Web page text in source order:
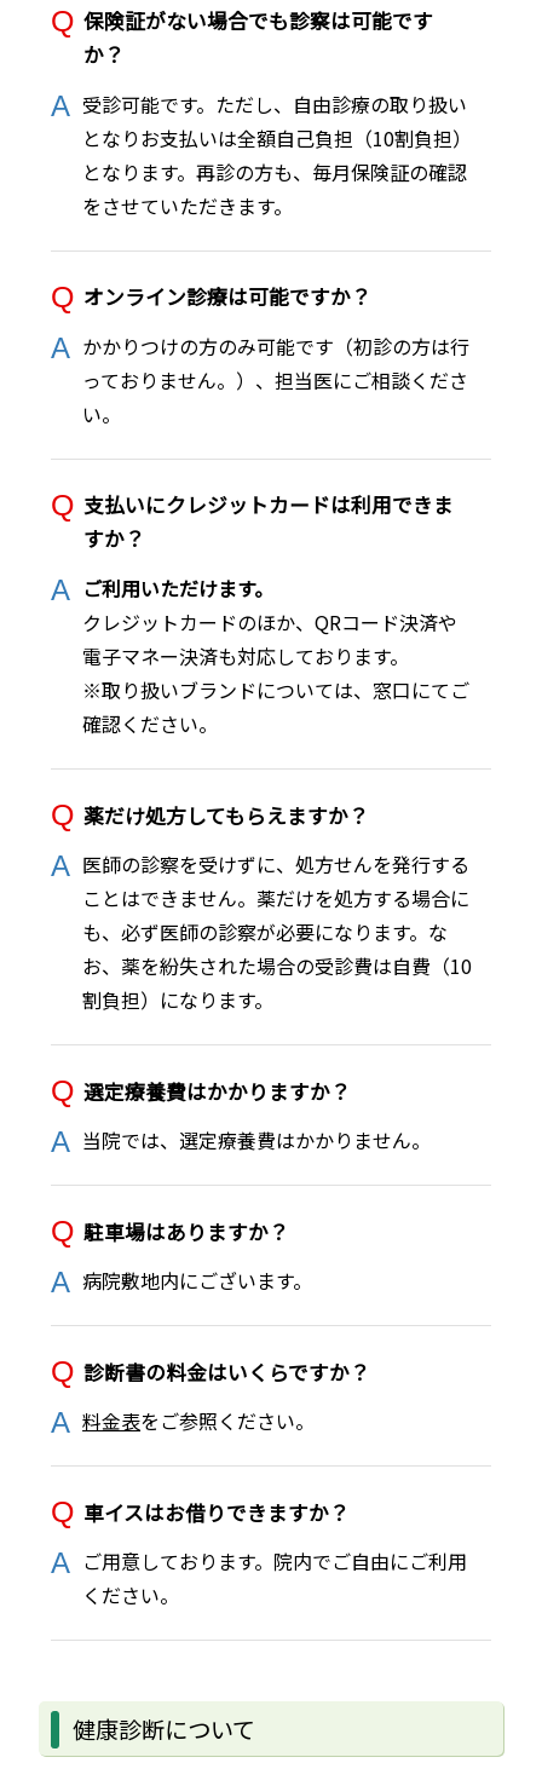
保険証がない場合でも診察は可能です
か？
受診可能です。ただし、自由診療の取り扱い
となりお支払いは全額自己負担（10割負担）
となります。再診の方も、毎月保険証の確認
をさせていただきます。
オンライン診療は可能ですか？
かかりつけの方のみ可能です（初診の方は行
っておりません。）、担当医にご相談くださ
い。
支払いにクレジットカードは利用できま
すか？
ご利用いただけます。
クレジットカードのほか、QRコード決済や
電子マネー決済も対応しております。
※取り扱いブランドについては、窓口にてご
確認ください。
薬だけ処方してもらえますか？
医師の診察を受けずに、処方せんを発行する
ことはできません。薬だけを処方する場合に
も、必ず医師の診察が必要になります。な
お、薬を紛失された場合の受診費は自費（10
割負担）になります。
選定療養費はかかりますか？
当院では、選定療養費はかかりません。
駐車場はありますか？
病院敷地内にございます。
診断書の料金はいくらですか？
料金表をご参照ください。
車イスはお借りできますか？
ご用意しております。院内でご自由にご利用
ください。
健康診断について